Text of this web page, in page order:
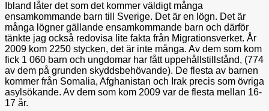
Ibland låter det som det kommer väldigt många
ensamkommande barn till Sverige. Det är en lögn. Det är
många lögner gällande ensamkommande barn och därför
tänkte jag också redovisa lite fakta från Migrationsverket. År
2009 kom 2250 stycken, det är inte många. Av dem som kom
fick 1 060 barn och ungdomar har fått uppehållstillstånd, (774
av dem på grunden skyddsbehövande). De flesta av barnen
kommer från Somalia, Afghanistan och Irak precis som övriga
asylsökande. Av dem som kom 2009 var de flesta mellan 16-
17 år.